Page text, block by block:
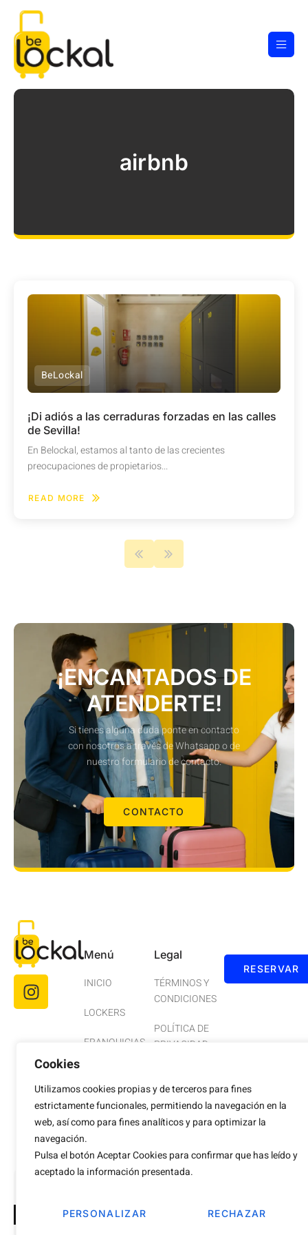
Cookies
Utilizamos cookies propias y de terceros para fines
estrictamente funcionales, permitiendo la navegación en la
web, así como para fines analíticos y para optimizar la
navegación.
Pulsa el botón Aceptar Cookies para confirmar que has leído y
aceptado la información presentada.
PERSONALIZAR RECHAZAR
airbnb
BeLockal
¡Di adiós a las cerraduras forzadas en las calles
de Sevilla!
En Belockal, estamos al tanto de las crecientes
preocupaciones de propietarios...
READ MORE
¡ENCANTADOS DE
ATENDERTE!
Si tienes alguna duda ponte en contacto
con nosotros a través de Whatsapp o de
nuestro formulario de contacto.
CONTACTO
Menú
INICIO
LOCKERS
FRANQUICIAS
CONTACTO
Legal
TÉRMINOS Y
CONDICIONES
POLÍTICA DE
PRIVACIDAD
COOKIES
RESERVAR